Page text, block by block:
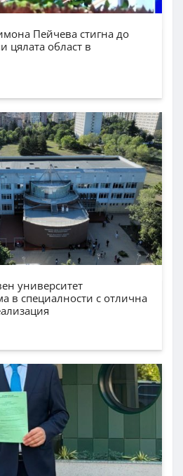
Пейчева стигна до
цялата област в
университет
в специалности с отлична